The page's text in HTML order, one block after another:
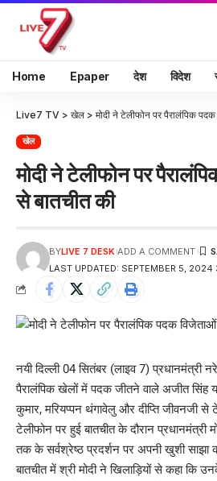
Home Epaper देश विदेश
Live7 TV > खेल > मोदी ने टेलीफोन पर पैरालंपिक
खेल
मोदी ने टेलीफोन पर
से बातचीत की
LAST UPDATED: SEPTEMBER 5, 2024
BYLIVE 7 DESK ADD A COMMENT
नयी दिल्ली 04 सितंबर (लाइव 7) प्रधानमंत्री
पैरालंपिक खेलों में पदक जीतने वाले अजीत सिंह
कुमार, मरियप्पन थंगावेलु और दीप्ति जीवनजी से
टेलीफोन पर हुई बातचीत के दौरान प्रधानमंत्री
तक के सर्वश्रेष्ठ प्रदर्शन पर अपनी खुशी साझा
बातचीत में श्री मोदी ने खिलाड़ियों से कहा कि